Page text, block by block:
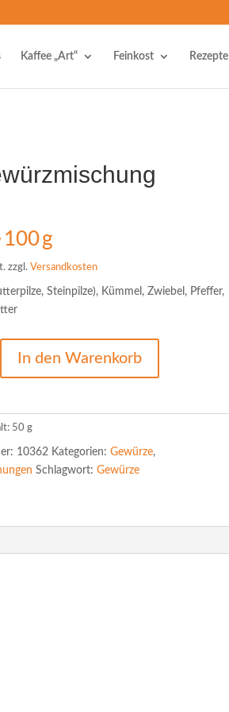
Kaffee „Art“ Feinkost Rezepte
100g
zzgl.Versandkosten
Steinpilze), Kümmel, Zwiebel, Pfeffer,
In den Warenkorb
50g
10362 Kategorien:Gewürze,
Schlagwort:Gewürze